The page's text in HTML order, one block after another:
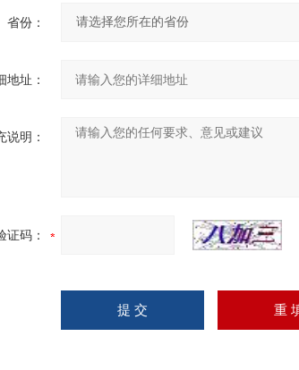
省份：
地址：
说明：
证码：